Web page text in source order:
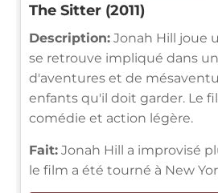
The Sitter (2011)
Description: Jonah Hill joue
se retrouve impliqué dans
d'aventures et de
enfants qu'il doit garder. Le
comédie et action légère.
Fait: Jonah Hill a improvisé
le film a été tourné à New